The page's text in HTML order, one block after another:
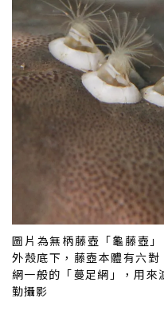
圖片為無柄藤壺「龜藤壺
外殼底下，藤壺本體有六
網一般的「蔓足網」，用
勤攝影